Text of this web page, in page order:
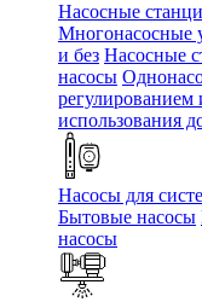
Насосные
Многонасосные
и без Насосные
насосы
регулированием
использования
Насосы для
Бытовые насосы
насосы